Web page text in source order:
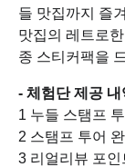
들 맛집까지 즐
맛집의 레트로
종 스티커팩을
- 체험단 제공 내
1 누들 스탬프
2 스탬프 투어
3 리얼리뷰 포